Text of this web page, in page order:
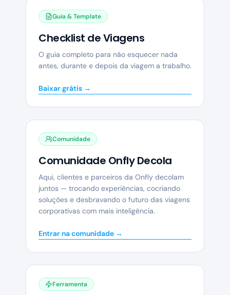
Guia & Template
Checklist de Viagens
O guia completo para não esquecer nada
antes, durante e depois da viagem a trabalho.
Baixar grátis →
Comunidade
Comunidade Onfly Decola
Aqui, clientes e parceiros da Onfly decolam
juntos — trocando experiências, cocriando
soluções e desbravando o futuro das viagens
corporativas com mais inteligência.
Entrar na comunidade →
Ferramenta